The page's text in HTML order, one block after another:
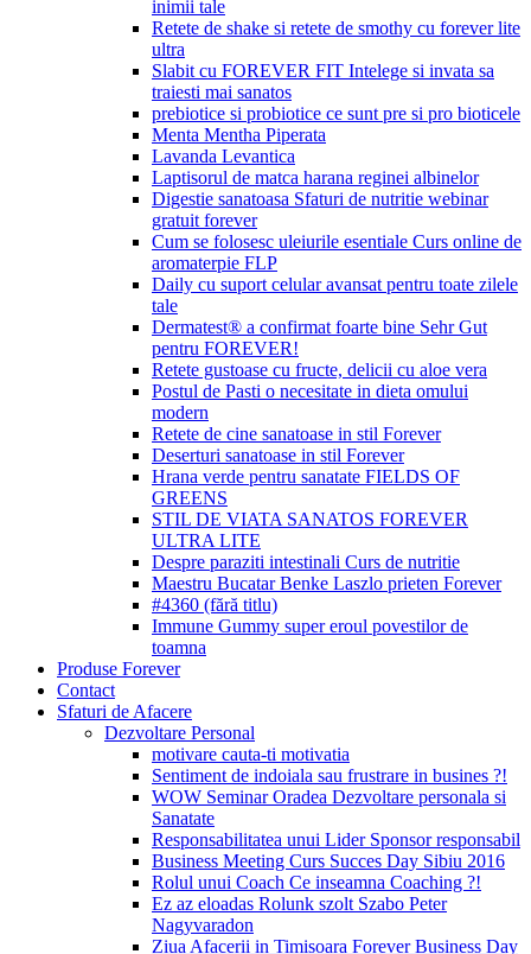
inimii tale
Retete de shake si retete de smothy cu forever lite
ultra
Slabit cu FOREVER FIT Intelege si invata sa
traiesti mai sanatos
prebiotice si probiotice ce sunt pre si pro bioticele
Menta Mentha Piperata
Lavanda Levantica
Laptisorul de matca harana reginei albinelor
Digestie sanatoasa Sfaturi de nutritie webinar
gratuit forever
Cum se folosesc uleiurile esentiale Curs online de
aromaterpie FLP
Daily cu suport celular avansat pentru toate zilele
tale
Dermatest® a confirmat foarte bine Sehr Gut
pentru FOREVER!
Retete gustoase cu fructe, delicii cu aloe vera
Postul de Pasti o necesitate in dieta omului
modern
Retete de cine sanatoase in stil Forever
Deserturi sanatoase in stil Forever
Hrana verde pentru sanatate FIELDS OF
GREENS
STIL DE VIATA SANATOS FOREVER
ULTRA LITE
Despre paraziti intestinali Curs de nutritie
Maestru Bucatar Benke Laszlo prieten Forever
#4360 (fără titlu)
Immune Gummy super eroul povestilor de
toamna
Produse Forever
Contact
Sfaturi de Afacere
Dezvoltare Personal
motivare cauta-ti motivatia
Sentiment de indoiala sau frustrare in busines ?!
WOW Seminar Oradea Dezvoltare personala si
Sanatate
Responsabilitatea unui Lider Sponsor responsabil
Business Meeting Curs Succes Day Sibiu 2016
Rolul unui Coach Ce inseamna Coaching ?!
Ez az eloadas Rolunk szolt Szabo Peter
Nagyvaradon
Ziua Afacerii in Timisoara Forever Business Day